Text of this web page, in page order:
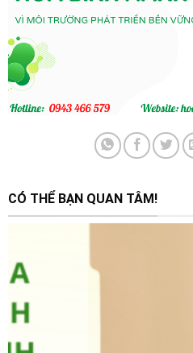
CÓ THỂ BẠN QUAN TÂM!